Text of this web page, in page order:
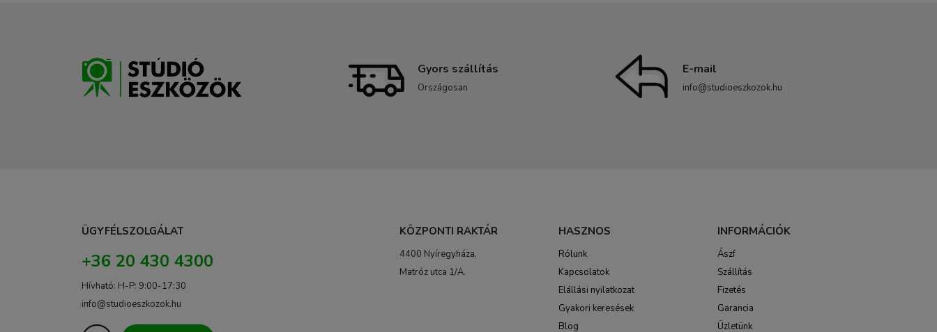
Gyors szállítás
Országosan
E-mail
info@studioeszkozok.hu
ÜGYFÉLSZOLGÁLAT
+36 20 430 4300
Hívható: H-P: 9:00-17:30
info@studioeszkozok.hu
KÖZPONTI RAKTÁR
4400 Nyíregyháza,
Matróz utca 1/A.
HASZNOS
Rólunk
Kapcsolatok
Elállási nyilatkozat
Gyakori keresések
Blog
INFORMÁCIÓK
Ászf
Szállítás
Fizetés
Garancia
Üzletünk